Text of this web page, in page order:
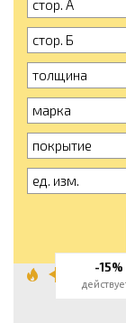
стор. А
стор. Б
толщина
марка
покрытие
ед. изм.
-